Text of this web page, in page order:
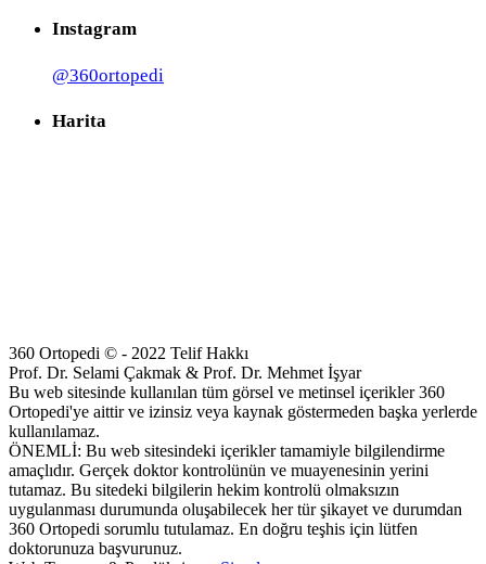
Instagram
@360ortopedi
Harita
360 Ortopedi © - 2022 Telif Hakkı
Prof. Dr. Selami Çakmak & Prof. Dr. Mehmet İşyar
Bu web sitesinde kullanılan tüm görsel ve metinsel içerikler 360
Ortopedi'ye aittir ve izinsiz veya kaynak göstermeden başka yerlerde
kullanılamaz.
ÖNEMLİ: Bu web sitesindeki içerikler tamamiyle bilgilendirme
amaçlıdır. Gerçek doktor kontrolünün ve muayenesinin yerini
tutamaz. Bu sitedeki bilgilerin hekim kontrolü olmaksızın
uygulanması durumunda oluşabilecek her tür şikayet ve durumdan
360 Ortopedi sorumlu tutulamaz. En doğru teşhis için lütfen
doktorunuza başvurunuz.